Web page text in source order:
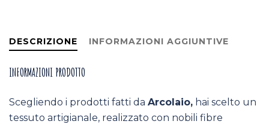
DESCRIZIONE INFORMAZIONI AGGIUNTIVE
INFORMAZIONI PRODOTTO
Scegliendo i prodotti fatti da Arcolaio, hai scelto un
tessuto artigianale, realizzato con nobili fibre